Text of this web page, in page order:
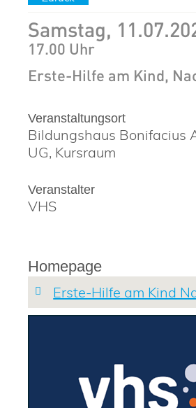
Samstag,
17.00 Uhr
Erste-Hilfe am Kind,
Veranstaltungsort
Bildungshaus Bonifacius
UG, Kursraum
Veranstalter
VHS
Homepage
Erste-Hilfe am Kind